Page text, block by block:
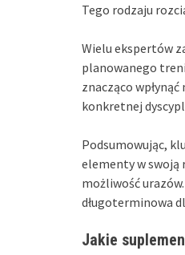
Tego rodzaju
Wielu ekspertów
planowanego
znacząco wpłynąć
konkretnej
Podsumowując,
elementy w swoją
możliwość
długoterminowa
Jakie